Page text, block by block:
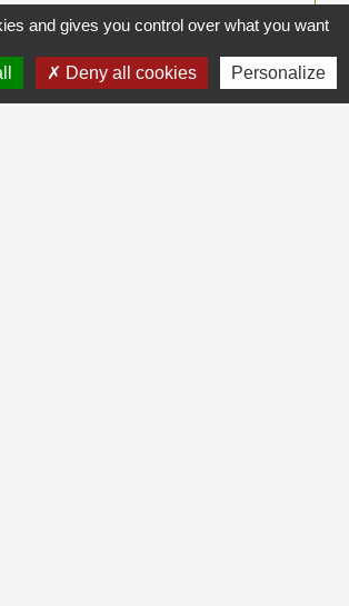
Signaler une erreur sur cette page
and gives you control over what you want
Deny all cookies Personalize